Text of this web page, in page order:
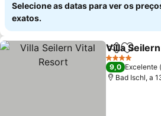
Selecione as datas para ver os
exatos.
Partilhar
Villa
4 Estrelas
9,0 Excelente
Bad Ischl, a